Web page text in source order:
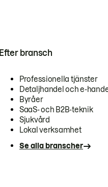
Efter bransch
Professionella tjänster
Detaljhandel och e-
Byråer
SaaS- och B2B-teknik
Sjukvård
Lokal verksamhet
Se alla branscher